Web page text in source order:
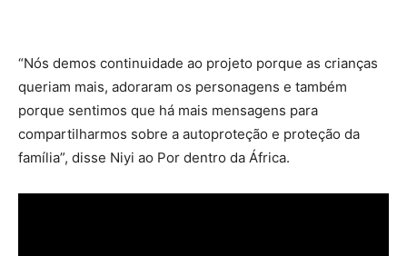
“Nós demos continuidade ao projeto porque as crianças
queriam mais, adoraram os personagens e também
porque sentimos que há mais mensagens para
compartilharmos sobre a autoproteção e proteção da
família”, disse Niyi ao Por dentro da África.